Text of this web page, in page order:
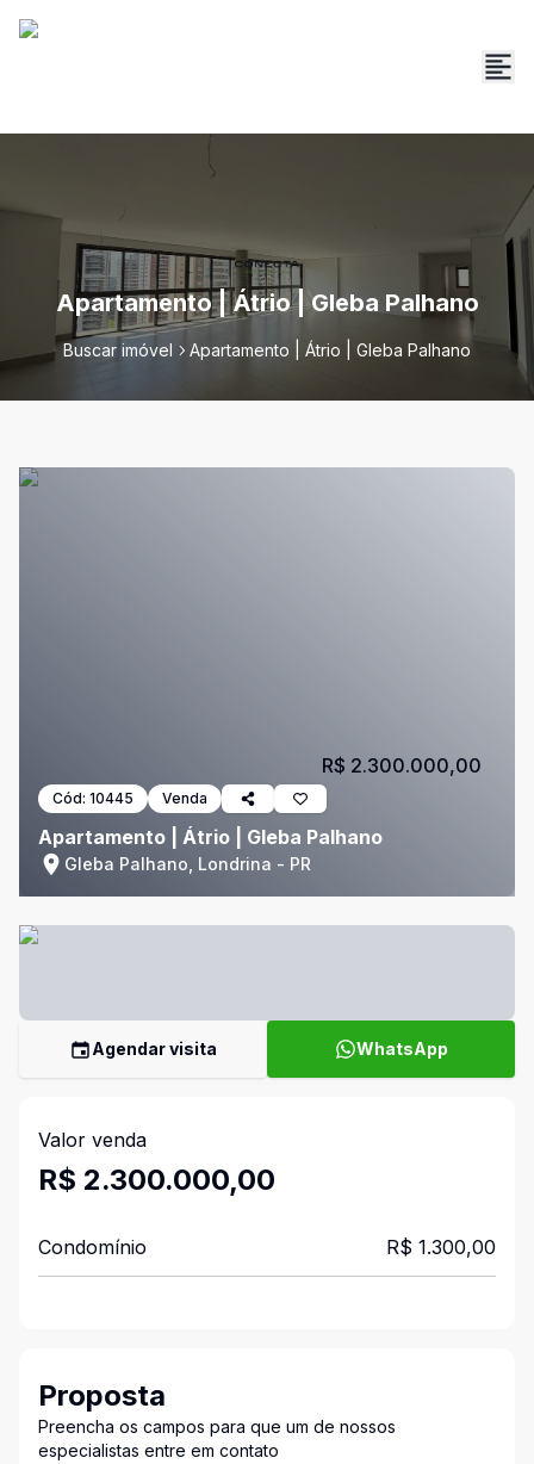
Apartamento | Átrio | Gleba Palhano
Buscar imóvel Apartamento | Átrio | Gleba Palhano
Cód: 10445 Venda
Apartamento | Átrio | Gleba Palhano
Gleba Palhano, Londrina - PR
R$ 2.300.000,00
Agendar visita WhatsApp
Valor venda
R$ 2.300.000,00
Condomínio R$ 1.300,00
Proposta
Preencha os campos para que um de nossos
especialistas entre em contato